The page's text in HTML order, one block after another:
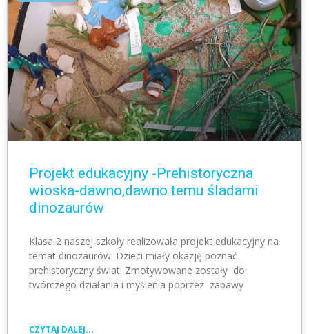
Projekt edukacyjny -Prehistoryczna
wioska-dawno,dawno temu śladami
dinozaurów
Klasa 2 naszej szkoły realizowała projekt edukacyjny na
temat dinozaurów. Dzieci miały okazję poznać
prehistoryczny świat. Zmotywowane zostały do
twórczego działania i myślenia poprzez zabawy
CZYTAJ DALEJ...